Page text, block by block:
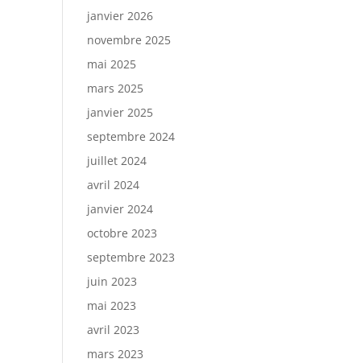
janvier 2026
novembre 2025
mai 2025
mars 2025
janvier 2025
septembre 2024
juillet 2024
avril 2024
janvier 2024
octobre 2023
septembre 2023
juin 2023
mai 2023
avril 2023
mars 2023